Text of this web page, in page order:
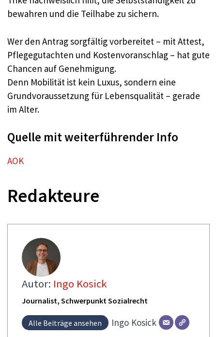
bewahren und die Teilhabe zu sichern.
Wer den Antrag sorgfältig vorbereitet – mit Attest,
Pflegegutachten und Kostenvoranschlag – hat gute
Chancen auf Genehmigung.
Denn Mobilität ist kein Luxus, sondern eine
Grundvoraussetzung für Lebensqualität – gerade
im Alter.
Quelle mit weiterführender Info
AOK
Redakteure
Autor: Ingo Kosick
Journalist, Schwerpunkt Sozialrecht
Alle Beiträge ansehen Ingo Kosick